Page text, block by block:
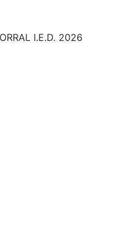
I.E.D. 2026